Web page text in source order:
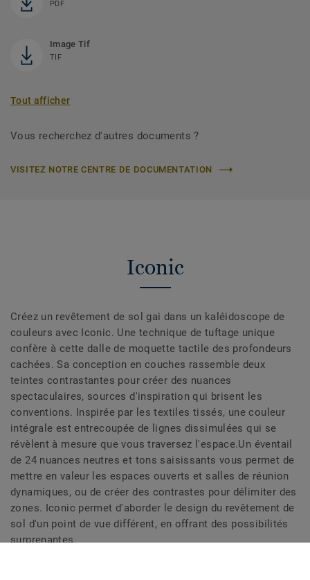
PDF
Image Tif
TIF
Tout afficher
Vous recherchez d'autres documents ?
VISITEZ NOTRE CENTRE DE DOCUMENTATION
Iconic
Créez un revêtement de sol gai dans un kaléidoscope de
couleurs avec Iconic. Une technique de tuftage unique
confère à cette dalle de moquette tactile des profondeurs
cachées. Sa conception en couches rassemble deux
teintes contrastantes pour créer des nuances
spectaculaires, sources d'inspiration qui brisent les
conventions. Inspirée par les textiles tissés, une couleur
intégrale est entrecoupée de lignes dissimulées qui se
révèlent à mesure que vous traversez l'espace.Un éventail
de 24 nuances neutres et tons saisissants vous permet de
mettre en valeur les espaces ouverts et salles de réunion
dynamiques, ou de créer des contrastes pour délimiter des
zones. Iconic permet d'aborder le design du revêtement de
sol d'un point de vue différent, en offrant des possibilités
surprenantes.